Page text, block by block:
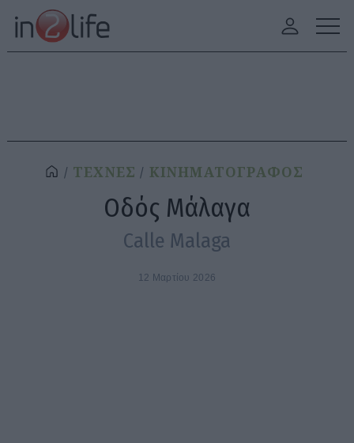
ΤΕΧΝΕΣ ΚΙΝΗΜΑΤΟΓΡΑΦΟΣ
Οδός Μάλαγα
Calle Malaga
12 Μαρτίου 2026